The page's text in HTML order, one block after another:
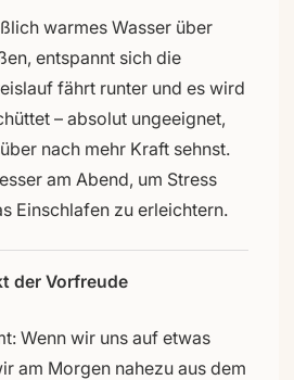
warmes Wasser über
entspannt sich die
fährt runter und es wird
– absolut ungeeignet,
nach mehr Kraft sehnst.
am Abend, um Stress
Einschlafen zu erleichtern.
der Vorfreude
Wenn wir uns auf etwas
am Morgen nahezu aus dem